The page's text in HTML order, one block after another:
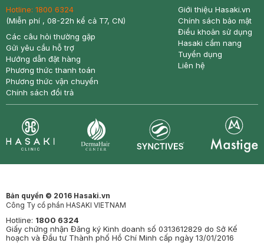
Hotline: 1800 6324
(Miễn phí , 08-22h kể cả T7, CN)
Các câu hỏi thường gặp
Gửi yêu cầu hỗ trợ
Hướng dẫn đặt hàng
Phương thức thanh toán
Phương thức vận chuyển
Chính sách đổi trả
Giới thiệu Hasaki.vn
Chính sách bảo mật
Điều khoản sử dụng
Hasaki cẩm nang
Tuyển dụng
Liên hệ
Bản quyền © 2016 Hasaki.vn
Công Ty cổ phần HASAKI VIETNAM
Hotline: 1800 6324
Giấy chứng nhận Đăng ký Kinh doanh số 0313612829 do Sở Kế
hoạch và Đầu tư Thành phố Hồ Chí Minh cấp ngày 13/01/2016